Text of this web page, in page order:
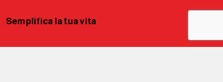
Semplifica la tua vita